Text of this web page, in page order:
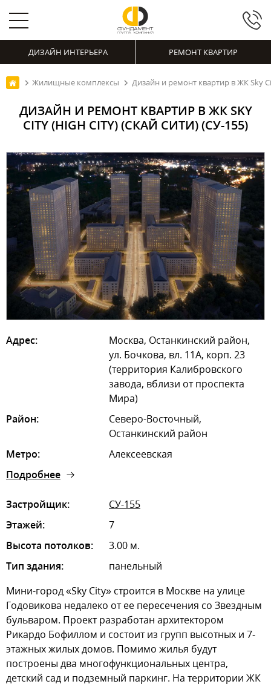
ДИЗАЙН ИНТЕРЬЕРА РЕМОНТ КВАРТИР
Жилищные комплексы Дизайн и ремонт квартир в ЖК Sky
ДИЗАЙН И РЕМОНТ КВАРТИР В ЖК SKY
CITY (HIGH CITY) (СКАЙ СИТИ) (СУ-155)
Адрес:
Москва, Останкинский район,
ул. Бочкова, вл. 11А, корп. 23
(территория Калибровского
завода, вблизи от проспекта
Мира)
Район:
Северо-Восточный,
Останкинский район
Метро:
Алексеевская
Подробнее
Застройщик:
СУ-155
Этажей:
7
Высота потолков:
3.00 м.
Тип здания:
панельный
Мини-город «Sky City» строится в Москве на улице
Годовикова недалеко от ее пересечения со Звездным
бульваром. Проект разработан архитектором
Рикардо Бофиллом и состоит из групп высотных и 7-
этажных жилых домов. Помимо жилья будут
построены два многофункциональных центра,
детский сад и подземный паркинг. На территории ЖК